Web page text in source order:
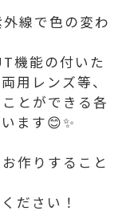
線で色の変わ
機能の付いた
用レンズ等、
とができる各
ます😊✨
作りすること
ださい！